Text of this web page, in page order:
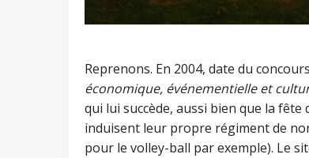
Reprenons. En 2004, date du
économique, événementielle et
qui lui succède, aussi bien que la
induisent leur propre régiment de
pour le volley-ball par exemple). Le